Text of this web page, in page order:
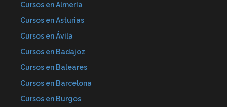
Cursos en Almería
Cursos en Asturias
Cursos en Ávila
Cursos en Badajoz
Cursos en Baleares
Cursos en Barcelona
Cursos en Burgos